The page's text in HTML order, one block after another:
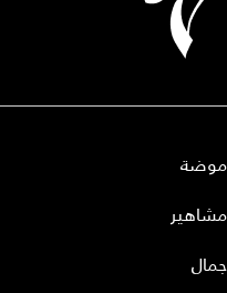
موضة
مشاهير
جمال